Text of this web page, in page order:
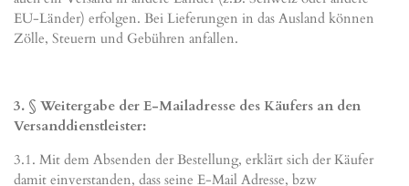
EU-Länder) erfolgen. Bei Lieferungen in das Ausland können
Zölle, Steuern und Gebühren anfallen.
3. § Weitergabe der E-Mailadresse des Käufers an den
Versanddienstleister:
3.1. Mit dem Absenden der Bestellung, erklärt sich der Käufer
damit einverstanden, dass seine E-Mail Adresse, bzw